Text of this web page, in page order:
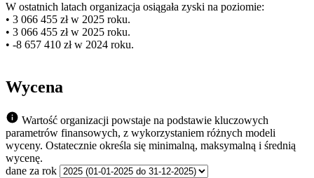
W ostatnich latach organizacja osiągała zyski na poziomie:
• 3 066 455 zł w 2025 roku.
• 3 066 455 zł w 2025 roku.
• -8 657 410 zł w 2024 roku.
Wycena
Wartość organizacji powstaje na podstawie kluczowych
parametrów finansowych, z wykorzystaniem różnych modeli
wyceny. Ostatecznie określa się minimalną, maksymalną i średnią
wycenę.
dane za rok